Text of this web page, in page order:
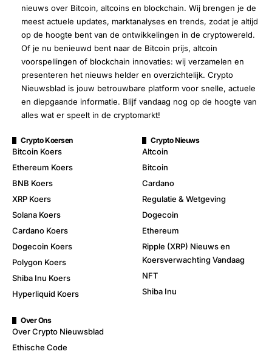
nieuws over Bitcoin, altcoins en blockchain. Wij brengen je de
meest actuele updates, marktanalyses en trends, zodat je altijd
op de hoogte bent van de ontwikkelingen in de cryptowereld.
Of je nu benieuwd bent naar de Bitcoin prijs, altcoin
voorspellingen of blockchain innovaties: wij verzamelen en
presenteren het nieuws helder en overzichtelijk. Crypto
Nieuwsblad is jouw betrouwbare platform voor snelle, actuele
en diepgaande informatie. Blijf vandaag nog op de hoogte van
alles wat er speelt in de cryptomarkt!
Crypto Koersen
Bitcoin Koers
Ethereum Koers
BNB Koers
XRP Koers
Solana Koers
Cardano Koers
Dogecoin Koers
Polygon Koers
Shiba Inu Koers
Hyperliquid Koers
Crypto Nieuws
Altcoin
Bitcoin
Cardano
Regulatie & Wetgeving
Dogecoin
Ethereum
Ripple (XRP) Nieuws en
Koersverwachting Vandaag
NFT
Shiba Inu
Over Ons
Over Crypto Nieuwsblad
Ethische Code